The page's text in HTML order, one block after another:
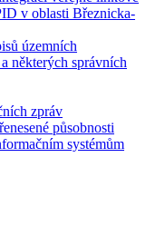
v oblasti Březnicka-
územních
některých správních
zpráv
působnosti
systémům